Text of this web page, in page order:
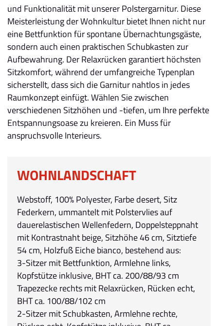
und Funktionalität mit unserer Polstergarnitur. Diese
Meisterleistung der Wohnkultur bietet Ihnen nicht nur
eine Bettfunktion für spontane Übernachtungsgäste,
sondern auch einen praktischen Schubkasten zur
Aufbewahrung. Der Relaxrücken garantiert höchsten
Sitzkomfort, während der umfangreiche Typenplan
sicherstellt, dass sich die Garnitur nahtlos in jedes
Raumkonzept einfügt. Wählen Sie zwischen
verschiedenen Sitzhöhen und -tiefen, um Ihre perfekte
Entspannungsoase zu kreieren. Ein Muss für
anspruchsvolle Interieurs.
WOHNLANDSCHAFT
Webstoff, 100% Polyester, Farbe desert, Sitz
Federkern, ummantelt mit Polstervlies auf
dauerelastischen Wellenfedern, Doppelsteppnaht
mit Kontrastnaht beige, Sitzhöhe 46 cm, Sitztiefe
54 cm, Holzfuß Eiche bianco, bestehend aus:
3-Sitzer mit Bettfunktion, Armlehne links,
Kopfstütze inklusive, BHT ca. 200/88/93 cm
Trapezecke rechts mit Relaxrücken, Rücken echt,
BHT ca. 100/88/102 cm
2-Sitzer mit Schubkasten, Armlehne rechte,